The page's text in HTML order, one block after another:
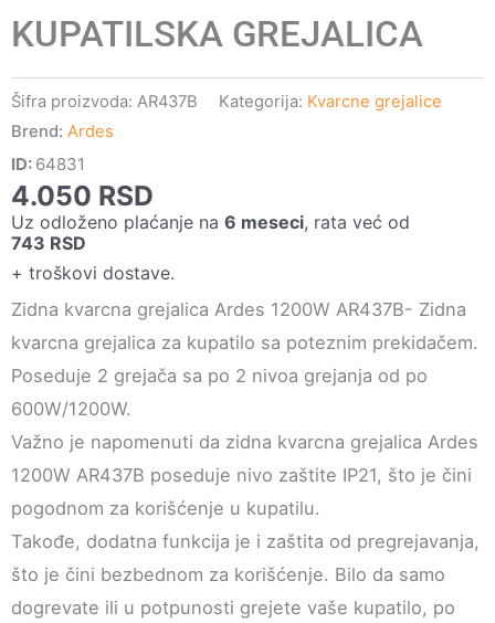
KUPATILSKA GREJALICA
Šifra proizvoda: AR437B Kategorija: Kvarcne grejalice
Brend: Ardes
ID: 64831
4.050 RSD
Uz odloženo plaćanje na 6 meseci, rata već od
743 RSD
+ troškovi dostave.
Zidna kvarcna grejalica Ardes 1200W AR437B- Zidna
kvarcna grejalica za kupatilo sa poteznim prekidačem.
Poseduje 2 grejača sa po 2 nivoa grejanja od po
600W/1200W.
Važno je napomenuti da zidna kvarcna grejalica Ardes
1200W AR437B poseduje nivo zaštite IP21, što je čini
pogodnom za korišćenje u kupatilu.
Takođe, dodatna funkcija je i zaštita od pregrejavanja,
što je čini bezbednom za korišćenje. Bilo da samo
dogrevate ili u potpunosti grejete vaše kupatilo, po